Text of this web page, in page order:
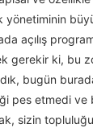
yönetiminin
açılış
gerekir ki, bu
bugün
pes etmedi ve
sizin